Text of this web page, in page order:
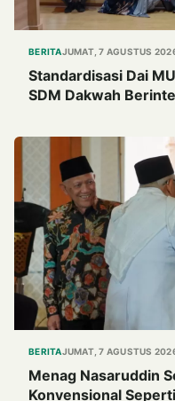
BERITAJUMAT, 7 AGUSTUS
Standardisasi Dai
SDM Dakwah
BERITAJUMAT, 7 AGUSTUS
Menag Nasaruddin
Konvensional